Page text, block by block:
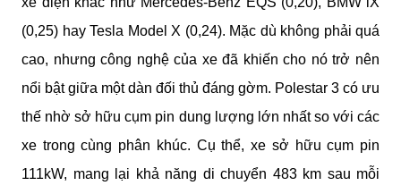
(0,25) hay Tesla Model X (0,24). Mặc dù không phải quá
cao, nhưng công nghệ của xe đã khiến cho nó trở nên
nổi bật giữa một dàn đối thủ đáng gờm. Polestar 3 có ưu
thế nhờ sở hữu cụm pin dung lượng lớn nhất so với các
xe trong cùng phân khúc. Cụ thể, xe sở hữu cụm pin
111kW, mang lại khả năng di chuyển 483 km sau mỗi